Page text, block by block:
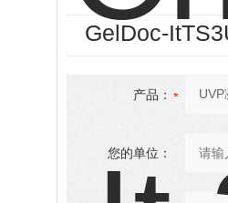
GelDoc-
产品：
您的单位：